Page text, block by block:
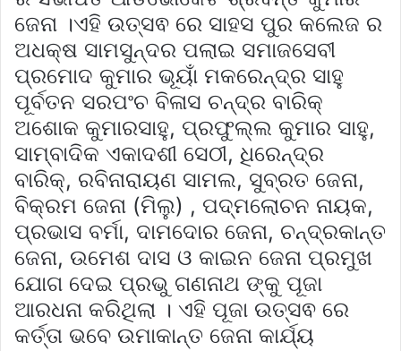
ଜେନା ।ଏହି ଉତ୍ସଵ ରେ ସାହସ ପୁର କଲେଜ ର
ଅଧକ୍ଷ ସାମସୁନ୍ଦର ପଲାଇ ସମାଜସେବୀ
ପ୍ରମୋଦ କୁମାର ଭୂୟାଁ ମକରେନ୍ଦ୍ର ସାହୁ
ପୂର୍ବତନ ସରପଂଚ ବିଳାସ ଚନ୍ଦ୍ର ବାରିକ୍
ଅଶୋକ କୁମାରସାହୁ, ପ୍ରଫୁଲ୍ଲ କୁମାର ସାହୁ,
ସାମ୍ବାଦିକ ଏକାଦଶୀ ସେଠୀ, ଧିରେନ୍ଦ୍ର
ବାରିକ୍, ରବିନାରାୟଣ ସାମଲ, ସୁବ୍ରତ ଜେନା,
ବିକ୍ରମ ଜେନା (ମିଲୁ) , ପଦ୍ମଲୋଚନ ନାୟକ,
ପ୍ରଭାସ ବର୍ମା, ଦାମଦୋର ଜେନା, ଚନ୍ଦ୍ରକାନ୍ତ
ଜେନା, ଉମେଶ ଦାସ ଓ କାଇନ ଜେନା ପ୍ରମୁଖ
ଯୋଗ ଦେଇ ପ୍ରଭୁ ଗଣନାଥ ଙ୍କୁ ପୂଜା
ଆରଧନା କରିଥିଲା । ଏହି ପୂଜା ଉତ୍ସଵ ରେ
କର୍ତ୍ତା ଭବେ ଉମାକାନ୍ତ ଜେନା କାର୍ଯ୍ୟ